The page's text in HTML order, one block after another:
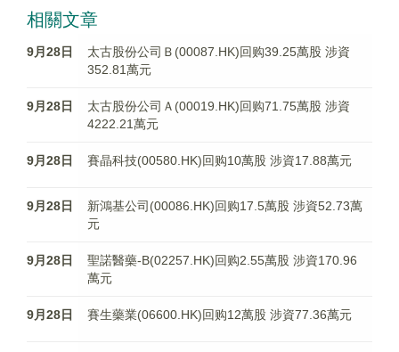
相關文章
9月28日
太古股份公司Ｂ(00087.HK)回购39.25萬股 涉資
352.81萬元
9月28日
太古股份公司Ａ(00019.HK)回购71.75萬股 涉資
4222.21萬元
9月28日 賽晶科技(00580.HK)回购10萬股 涉資17.88萬元
9月28日
新鴻基公司(00086.HK)回购17.5萬股 涉資52.73萬
元
9月28日
聖諾醫藥-B(02257.HK)回购2.55萬股 涉資170.96
萬元
9月28日 賽生藥業(06600.HK)回购12萬股 涉資77.36萬元